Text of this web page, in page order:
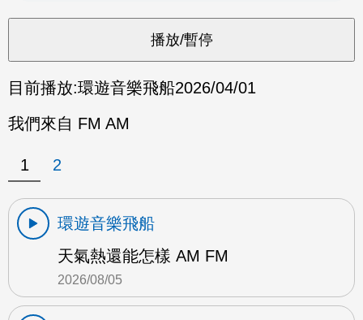
目前播放:環遊音樂飛船2026/04/01
我們來自 FM AM
1 2
環遊音樂飛船
天氣熱還能怎樣 AM FM
2026/08/05